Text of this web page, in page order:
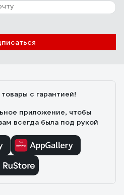
с гарантией!
приложение, чтобы
всегда была под рукой